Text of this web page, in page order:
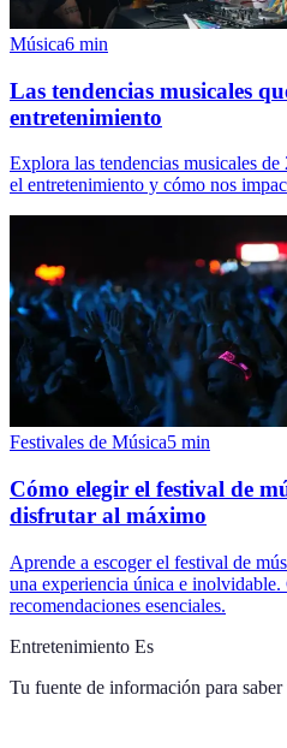
Música6 min
Las tendencias musicales
entretenimiento
Explora las tendencias musicales
el entretenimiento y cómo nos
Festivales de Música5 min
Cómo elegir el festival de
disfrutar al máximo
Aprende a escoger el festival de
una experiencia única e inolvidable.
recomendaciones esenciales.
Entretenimiento Es
Tu fuente de información para saber